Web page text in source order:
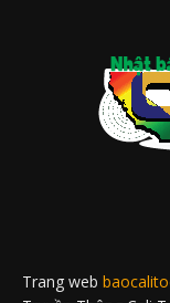
Trang web